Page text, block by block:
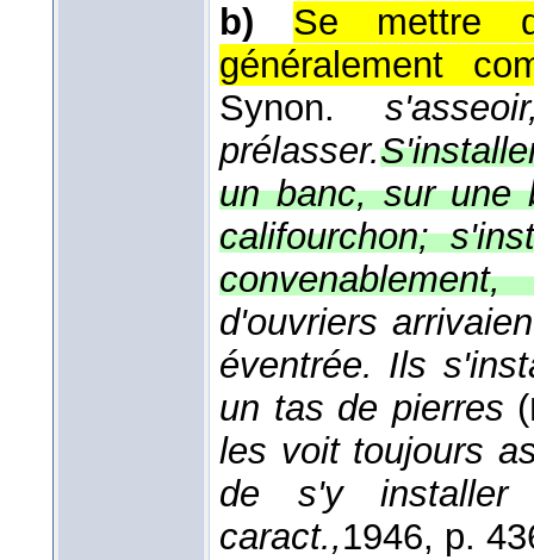
b)
Se mettre
généralement
Synon.
prélasser.
un banc, sur une
califourchon;
d'ouvriers
éventrée. Ils
un tas de pierres (
les voit toujours
de s'y installer
caract.,1946, p.